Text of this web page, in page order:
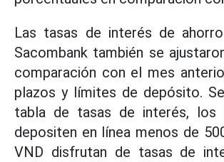
Las tasas de interés de
Sacombank también se
comparación con el mes
plazos y límites de depósito.
tabla de tasas de interés, los
depositen en línea menos de
VND disfrutan de tasas de